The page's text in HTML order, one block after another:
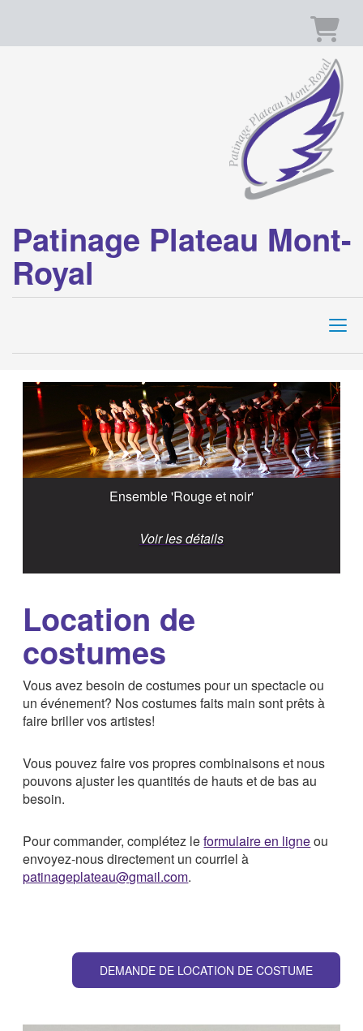
Panier
Patinage Plateau Mont-
Royal
Ensemble 'Rouge et noir'
Voir les détails
Location de
costumes
Vous avez besoin de costumes pour un spectacle ou
un événement? Nos costumes faits main sont prêts à
faire briller vos artistes!
Vous pouvez faire vos propres combinaisons et nous
pouvons ajuster les quantités de hauts et de bas au
besoin.
Pour commander, complétez leformulaire en ligneou
envoyez-nous directement un courriel à
patinageplateau@gmail.com.
DEMANDE DE LOCATION DE COSTUME